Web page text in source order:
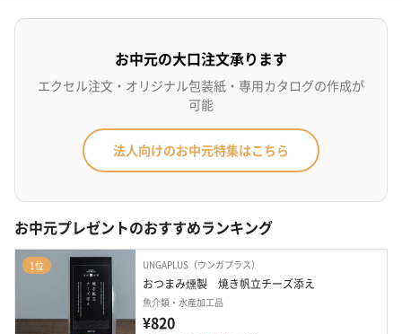
お中元の大口注文承ります
エクセル注文・オリジナル包装紙・専用カタログの作成が
可能
法人向けのお中元特集はこちら
お中元プレゼントのおすすめランキング
1位 UNGAPLUS（ウンガプラス）
おつまみ燻製　焼き帆立チーズ添え
魚介類・水産加工品
¥820